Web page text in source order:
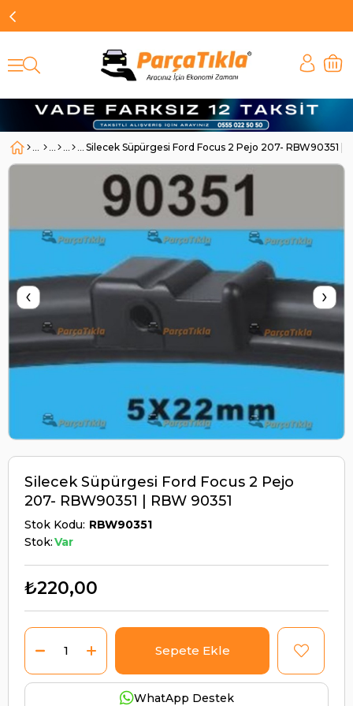
Silecek Süpürgesi Ford Focus 2 Pejo 207- RBW90351 |
‹ ›
Silecek Süpürgesi Ford Focus 2 Pejo
207- RBW90351 | RBW 90351
Stok Kodu RBW90351
Stok:Var
₺220,00
WhatApp Destek